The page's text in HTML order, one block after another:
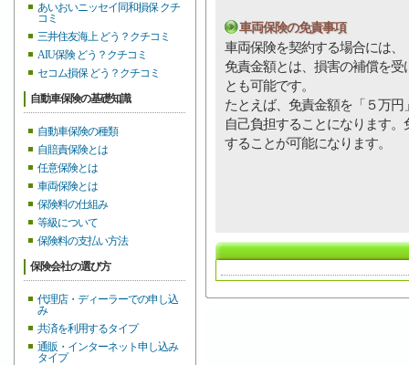
あいおいニッセイ同和損保 クチ
コミ
三井住友海上 どう？クチコミ
AIU保険 どう？クチコミ
セコム損保 どう？クチコミ
自動車保険の基礎知識
自動車保険の種類
自賠責保険とは
任意保険とは
車両保険とは
保険料の仕組み
等級について
保険料の支払い方法
保険会社の選び方
代理店・ディーラーでの申し込
み
共済を利用するタイプ
通販・インターネット申し込み
タイプ
車両保険の免責事項
車両保険を契約する場合には
免責金額とは、損害の補償を
とも可能です。
たとえば、免責金額を「５万
自己負担することになります
することが可能になります。